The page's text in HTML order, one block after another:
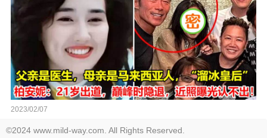
2023/02/07
©2024 www.mild-way.com. All Rights Reserved.